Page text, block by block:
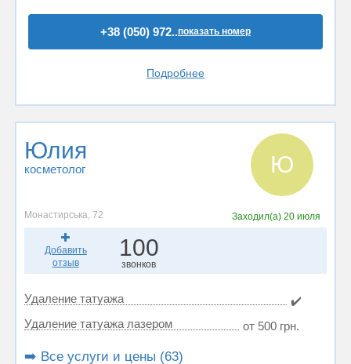
+38 (050) 972..показать номер
Подробнее
Юлия
косметолог Ю
Монастирська, 72 Заходил(а)20 июля
Добавить
отзыв
100
звонков
Удаление татуажа
✔️
Удаление татуажа лазером
от 500 грн.
➡️ Все услуги и цены (63)